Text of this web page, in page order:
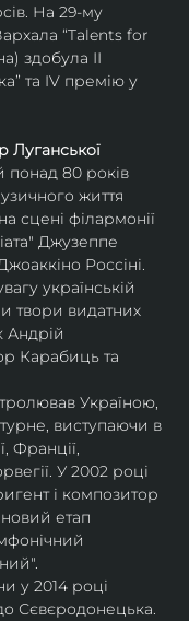
На 29-му
“Talents for
здобула ІІ
та IV премію у
Луганської
понад 80 років
життя
сцені філармонії
Джузеппе
Россіні.
українській
твори видатних
Андрій
Карабиць та
Україною,
виступаючи в
Франції,
У 2002 році
і композитор
етап
у 2014 році
Сєвєродонецька.